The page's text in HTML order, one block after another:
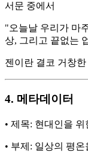
서문 중에서
"오늘날 우리가 마
상, 그리고 끝없는
젠이란 결코 거창
4. 메타데이터
• 제목: 현대인을 위
• 부제: 일상의 평